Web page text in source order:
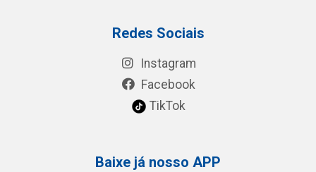
Redes Sociais
Instagram
Facebook
TikTok
Baixe já nosso APP